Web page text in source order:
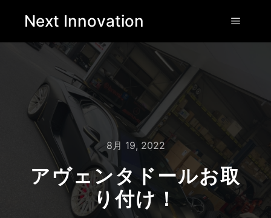
Next Innovation
8月 19, 2022
アヴェンタドールお取
り付け！